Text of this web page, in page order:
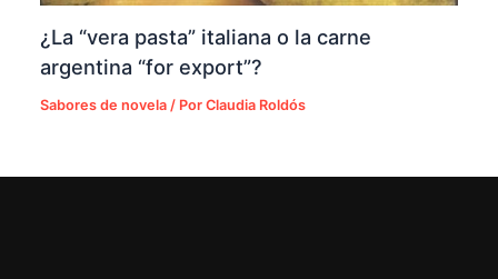
¿La “vera pasta” italiana o la carne
argentina “for export”?
Sabores de novela / PorClaudia Roldós